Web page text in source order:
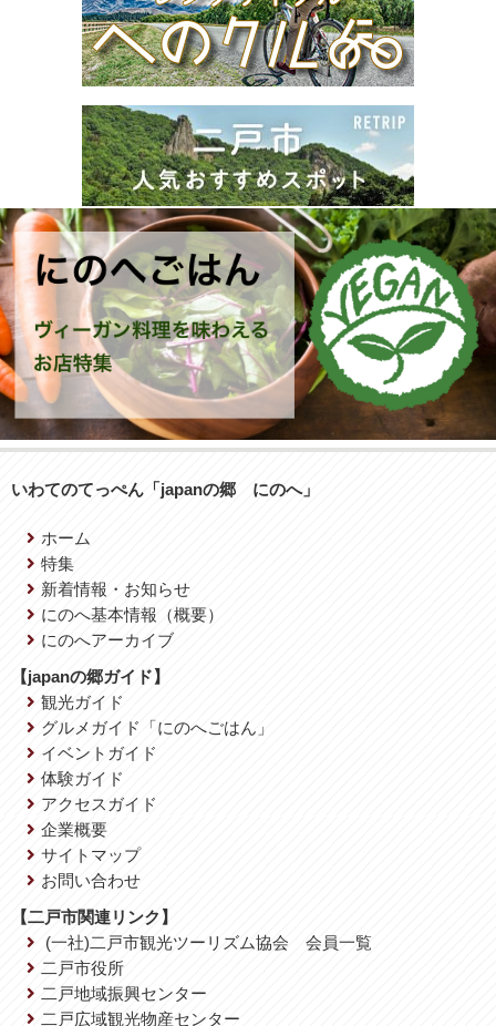
いわてのてっぺん「japanの郷 にのへ」
ホーム
特集
新着情報・お知らせ
にのへ基本情報（概要）
にのへアーカイブ
【japanの郷ガイド】
観光ガイド
グルメガイド「にのへごはん」
イベントガイド
体験ガイド
アクセスガイド
企業概要
サイトマップ
お問い合わせ
【二戸市関連リンク】
(一社)二戸市観光ツーリズム協会 会員一覧
二戸市役所
二戸地域振興センター
二戸広域観光物産センター